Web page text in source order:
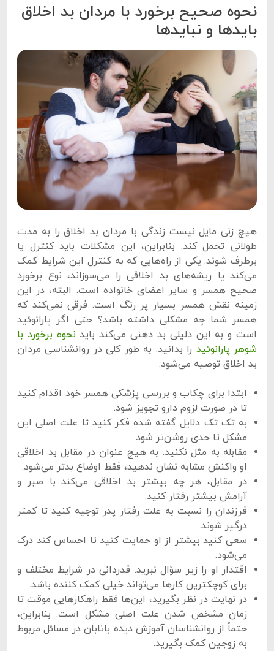
نحوه صحیح برخورد با مردان بد اخلاق
بایدها و نبایدها
هیچ زنی مایل نیست زندگی با مردان بد اخلاق را به مدت
طولانی تحمل کند. بنابراین، این مشکلات باید کنترل یا
برطرف شوند. یکی از راه‌هایی که به کنترل این شرایط کمک
می‌کند یا ریشه‌های بد اخلاقی را می‌سوزاند، نوع برخورد
صحیح همسر و سایر اعضای خانواده است. البته، در این
زمینه نقش همسر بسیار پر رنگ است. فرقی نمی‌کند که
همسر شما چه مشکلی داشته باشد؟ حتی اگر پارانوئید
است و به این دلیلی بد دهنی می‌کند باید نحوه برخورد با
شوهر پارانوئید را بدانید. به طور کلی در روانشناسی مردان
بد اخلاق توصیه می‌شود:
ابتدا برای چکاب و بررسی پزشکی همسر خود اقدام کنید
تا در صورت لزوم دارو تجویز شود.
به تک تک دلایل گفته شده فکر کنید تا علت اصلی این
مشکل تا حدی روشن‌تر شود.
مقابله به مثل نکنید. به هیچ عنوان در مقابل بد اخلاقی
او واکنش مشابه نشان ندهید، فقط اوضاع بدتر می‌شود.
در مقابل، هر چه بیشتر بد اخلاقی می‌کند با صبر و
آرامش بیشتر رفتار کنید.
فرزندان را نسبت به علت رفتار پدر توجیه کنید تا کمتر
درگیر شوند.
سعی کنید بیشتر از او حمایت کنید تا احساس کند درک
می‌شود.
اقتدار او را زیر سؤال نبرید. قدردانی در شرایط مختلف و
برای کوچکترین کارها می‌تواند خیلی کمک کننده باشد.
در نهایت در نظر بگیرید، این‌ها فقط راهکارهایی موقت تا
زمان مشخص شدن علت اصلی مشکل است. بنابراین،
حتماً از روانشناسان آموزش دیده باتابان در مسائل مربوط
به زوجین کمک بگیرید.